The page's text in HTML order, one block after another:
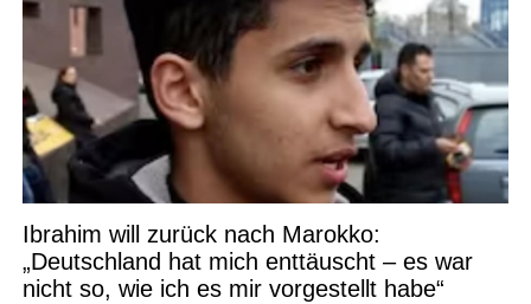
Ibrahim will zurück nach Marokko:
„Deutschland hat mich enttäuscht – es war
nicht so, wie ich es mir vorgestellt habe“